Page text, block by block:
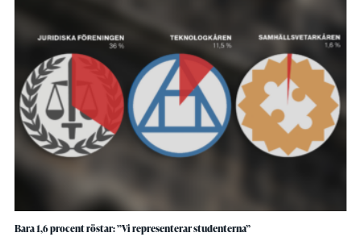
Bara 1,6 procent röstar: ”Vi representerar studenterna”